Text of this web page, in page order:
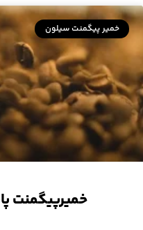
خمیر پیگمنت سیلون
خمیرپیگمنت